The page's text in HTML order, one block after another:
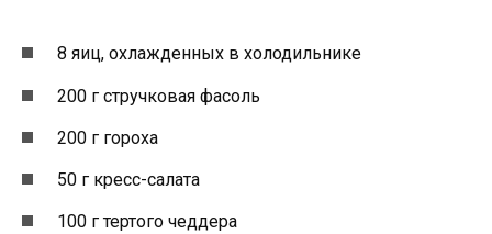
8 яиц, охлажденных в холодильнике
200 г стручковая фасоль
200 г гороха
50 г кресс-салата
100 г тертого чеддера